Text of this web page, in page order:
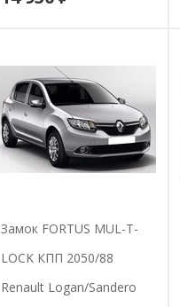
Замок FORTUS MUL-T-
LOCK КПП 2050/88
Renault Logan/Sandero